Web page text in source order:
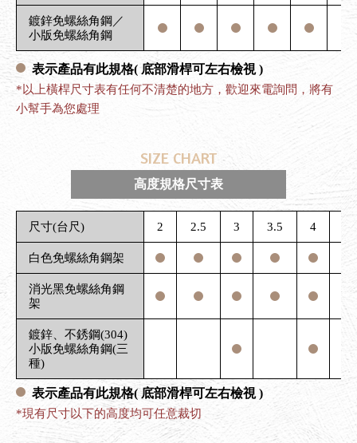
鍍鋅免螺絲角鋼／
小版免螺絲角鋼
表示產品有此規格( 底部滑桿可左右檢視 )
*以上橫桿尺寸表有任何不清楚的地方，歡迎來電詢問，將有
小幫手為您處理
SIZE CHART
高度規格尺寸表
尺寸(台尺) 2 2.5 3 3.5 4
白色免螺絲角鋼架
消光黑免螺絲角鋼
架
鍍鋅、不銹鋼(304)
小版免螺絲角鋼(三
種)
表示產品有此規格( 底部滑桿可左右檢視 )
*現有尺寸以下的高度均可任意裁切